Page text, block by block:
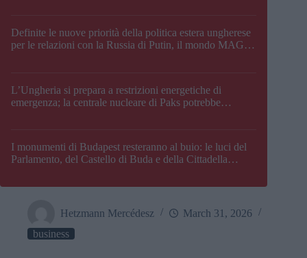
Definite le nuove priorità della politica estera ungherese
per le relazioni con la Russia di Putin, il mondo MAGA,
L’Ungheria si prepara a restrizioni energetiche di
emergenza; la centrale nucleare di Paks potrebbe
I monumenti di Budapest resteranno al buio: le luci del
Parlamento, del Castello di Buda e della Cittadella
Hetzmann Mercédesz
March 31, 2026
business